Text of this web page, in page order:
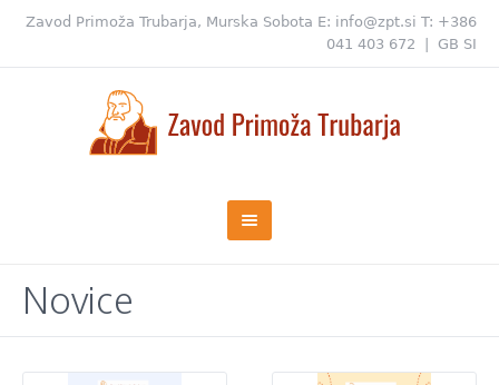
Zavod Primoža Trubarja, Murska Sobota E: info@zpt.si T: +386
041 403 672
GB SI
Novice